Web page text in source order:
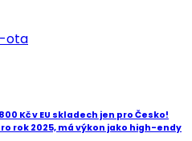
ota
Kč v EU skladech jen pro Česko!
rok 2025, má výkon jako high-endy